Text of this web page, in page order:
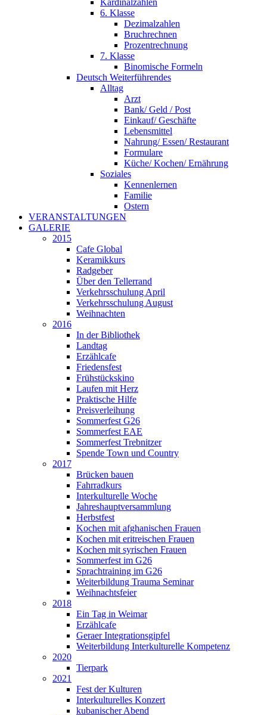
Kardinalzahlen
6. Klasse
Dezimalzahlen
Bruchrechnen
Prozentrechnung
7. Klasse
Binomische Formeln
Deutsch Weiterführendes
Alltag
Arzt
Bank/ Geld / Post
Einkauf/ Geschäfte
Lebensmittel
Nahrung/ Essen/ Restaurant
Formulare
Küche/ Kochen/ Ernährung
Soziales
Kennenlernen
Familie
Ostern
VERANSTALTUNGEN
GALERIE
2015
Cafe Global
Keramikkurs
Radgeber
Über den Tellerrand
Verkehrsschulung April
Verkehrsschulung August
Weihnachten
2016
In der Bibliothek
Landtag
Erzählcafe
Friedensfest
Frühstückskino
Laufen mit Herz
Praktische Hilfe
Preisverleihung
Sommerfest G26
Sommerfest EAE
Sommerfest Trebnitzer
Spende Town und Country
2017
Brücken bauen
Fahrradkurs
Interkulturelle Woche
Jahreshauptversammlung
Herbstfest
Kochen mit afghanischen Frauen
Kochen mit eritreischen Frauen
Kochen mit syrischen Frauen
Sommerfest im G26
Sprachtraining im G26
Weiterbildung Trauma Seminar
Weihnachtsfeier
2018
Ein Tag in Weimar
Erzählcafe
Geraer Integrationsgipfel
Weiterbildung Interkulturelle Kompetenz
2020
Tierpark
2021
Fest der Kulturen
Interkulturelles Konzert
kubanischer Abend